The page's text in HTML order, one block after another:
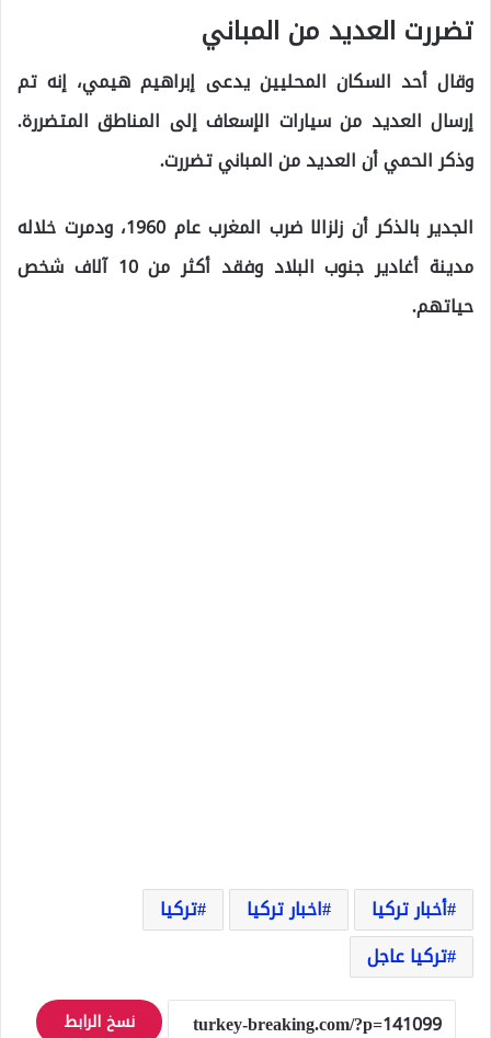
تضررت العديد من المباني
وقال أحد السكان المحليين يدعى إبراهيم هيمي، إنه تم
إرسال العديد من سيارات الإسعاف إلى المناطق المتضررة.
وذكر الحمي أن العديد من المباني تضررت.
الجدير بالذكر أن زلزالا ضرب المغرب عام 1960، ودمرت خلاله
مدينة أغادير جنوب البلاد وفقد أكثر من 10 آلاف شخص
حياتهم.
أخبار تركيا اخبار تركيا
تركيا
تركيا عاجل
نسخ الرابط